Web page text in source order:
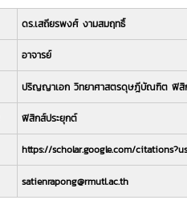
ดร.เสถียรพงศ์ งามสมฤทธิ์
อาจารย์
ปริญญาเอก วิทยาศาสตรดุษฎีบัณฑิต ฟิสิก
ฟิสิกส์ประยุกต์
https://scholar.google.com/
satienrapong@rmutl.ac.th